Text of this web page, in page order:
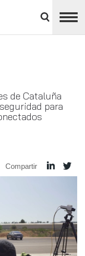
panel
de Cataluña
para
Compartir